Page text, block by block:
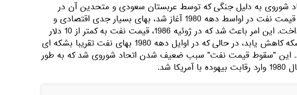
شوروی به دلیل جنگی که توسط عربستان سعودی و متحدین آن در
اوپک برای قیمت نفت در اواسط دهه 1980 آغاز شد، بهای بسیار جدی اقتصادی و
سیاسی پرداخت. این امر باعث شد که در ژوئیه 1986، قیمت نفت به کمتر از 10 دلار
برای هر بشکه کاهش یابد، در حالی که در اوایل دهه 1980 بهای نفت تقریبا بشکه ای
بود. این "سقوط قیمت نفت" سبب ضعیف شدن اتحاد شوروی شد که به طور
شد.